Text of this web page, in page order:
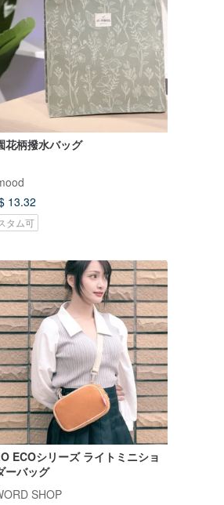
花柄撥水バッグ
13.32
タム可
ECOシリーズ ライトミニショ
ーバッグ
SHOP